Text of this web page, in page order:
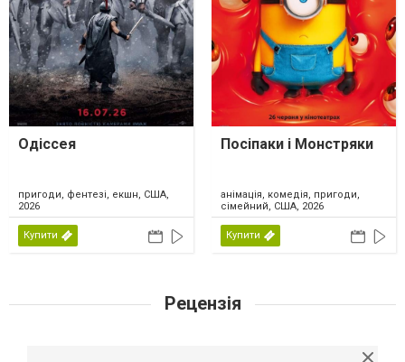
Одіссея
пригоди, фентезі, екшн, США,
2026
Купити
Посіпаки і Монстряки
анімація, комедія, пригоди,
сімейний, США, 2026
Купити
Рецензія